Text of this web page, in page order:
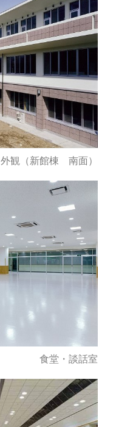
外観（新館棟 南面）
食堂・談話室